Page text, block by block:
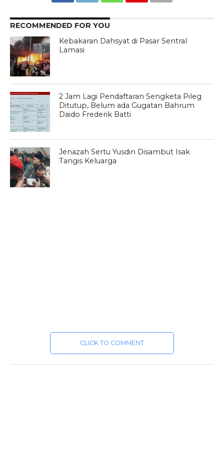
RECOMMENDED FOR YOU
Kebakaran Dahsyat di Pasar Sentral
Lamasi
2 Jam Lagi Pendaftaran Sengketa Pileg
Ditutup, Belum ada Gugatan Bahrum
Daido Frederik Batti
Jenazah Sertu Yusdin Disambut Isak
Tangis Keluarga
CLICK TO COMMENT